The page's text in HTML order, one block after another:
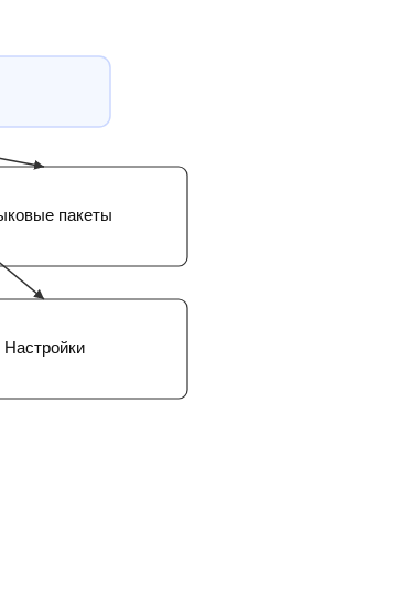
пакеты
Настройки